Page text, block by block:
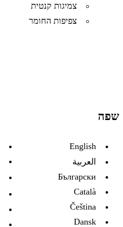
צמיגות קנטית
צפיפות החומר
שפה
English
العربية
Български
Català
Čeština
Dansk